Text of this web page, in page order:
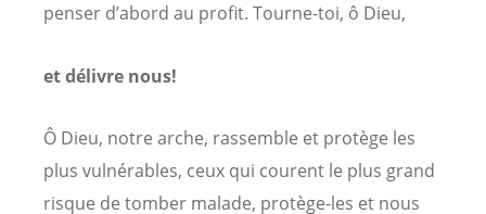
penser d’abord au profit. Tourne-toi, ô Dieu,
et délivre nous!
Ô Dieu, notre arche, rassemble et protège les
plus vulnérables, ceux qui courent le plus grand
risque de tomber malade, protège-les et nous